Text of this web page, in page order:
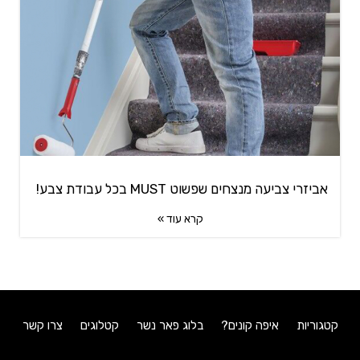
אביזרי צביעה מנצחים שפשוט MUST בכל עבודת צבע!
קרא עוד »
קטגוריות איפה קונים? בלוג פאר נשר קטלוגים צרו קשר